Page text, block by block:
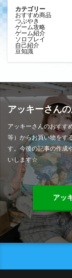
カテゴリー
おすすめ商品
つぶやき
ゲーム攻略
ゲーム紹介
ソロプレイ
自己紹介
豆知識
アッキーさん
アッキーさんのおすす
等）からお買い物をす
す。今後の記事の作成
いします☆
アッ